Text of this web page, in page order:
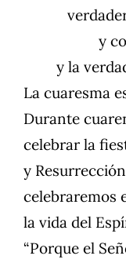
y
y la
La cuaresma
Durante
celebrar la
y
celebraremos
la vida del
“Porque el